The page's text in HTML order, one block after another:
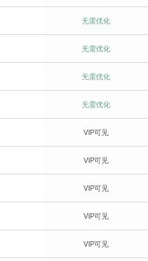
无需优化
无需优化
无需优化
无需优化
VIP可见
VIP可见
VIP可见
VIP可见
VIP可见